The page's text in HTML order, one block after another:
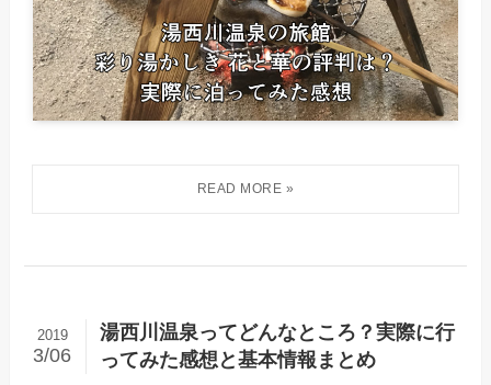
湯西川温泉ってどんなところ？実際に行
ってみた感想と基本情報まとめ
2019
3/06